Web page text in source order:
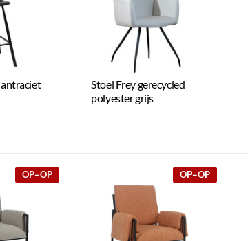
Stoel Frey gerecycled
polyester grijs
OP=OP OP=OP